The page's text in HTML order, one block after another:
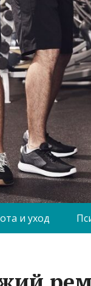
и уход